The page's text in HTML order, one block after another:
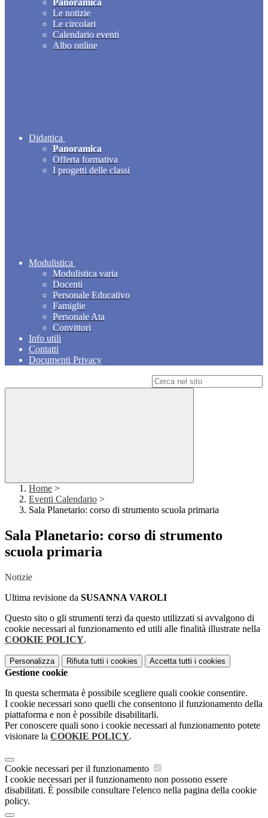
Panoramica
Le notizie
Le circolari
Calendario eventi
Albo online
Didattica
Panoramica
Offerta formativa
I progetti delle classi
Modulistica
Modulistica varia
Docenti
Personale Educativo
Famiglie
Personale Ata
Convittori
Info utili
Contatti
Documenti Privacy
Home >
Eventi Calendario >
Sala Planetario: corso di strumento scuola primaria
Sala Planetario: corso di strumento
scuola primaria
Notizie
Ultima revisione da SUSANNA VAROLI
Questo sito o gli strumenti terzi da questo utilizzati si avvalgono di
cookie necessari al funzionamento ed utili alle finalità illustrate nella
COOKIE POLICY.
Personalizza Rifiuta tutti i cookies Accetta tutti i cookies
Gestione cookie
In questa schermata è possibile scegliere quali cookie consentire.
I cookie necessari sono quelli che consentono il funzionamento della
piattaforma e non è possibile disabilitarli.
Per conoscere quali sono i cookie necessari al funzionamento potete
visionare la COOKIE POLICY.
Cookie necessari per il funzionamento
I cookie necessari per il funzionamento non possono essere
disabilitati. È possibile consultare l'elenco nella pagina della cookie
policy.